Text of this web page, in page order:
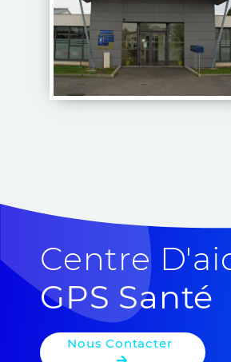
Centre
GPS Santé
Nous Contacter